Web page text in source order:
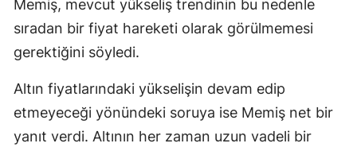
Memiş, mevcut yükseliş trendinin bu nedenle
sıradan bir fiyat hareketi olarak görülmemesi
gerektiğini söyledi.
Altın fiyatlarındaki yükselişin devam edip
etmeyeceği yönündeki soruya ise Memiş net bir
yanıt verdi. Altının her zaman uzun vadeli bir